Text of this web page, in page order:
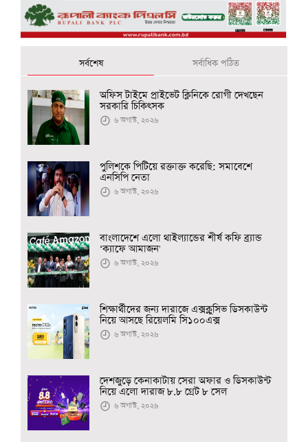
সর্বশেষ সর্বাধিক পঠিত
অফিস টাইমে প্রাইভেট ক্লিনিকে রোগী দেখছেন
সরকারি চিকিৎসক
৬ অগাস্ট, ২০২৬
পুলিশকে পিটিয়ে রক্তাক্ত করেছি: সমাবেশে
এনসিপি নেতা
৬ অগাস্ট, ২০২৬
বাংলাদেশে এলো থাইল্যান্ডের শীর্ষ কফি ব্র্যান্ড
‘ক্যাফে আমাজন'
৬ অগাস্ট, ২০২৬
শিক্ষার্থীদের জন্য দারাজে এক্সক্লুসিভ ডিসকাউন্ট
নিয়ে আসছে রিয়েলমি সি১০০এক্স
৬ অগাস্ট, ২০২৬
দেশজুড়ে কেনাকাটায় সেরা অফার ও ডিসকাউন্ট
নিয়ে এলো দারাজ ৮.৮ গ্রেট ৮ সেল
৬ অগাস্ট, ২০২৬